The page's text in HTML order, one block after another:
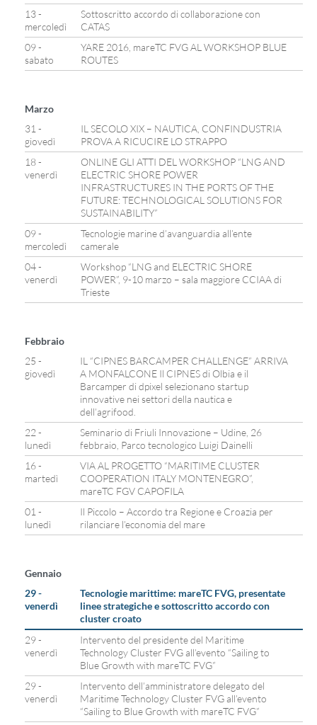
13 -
mercoledì
Sottoscritto accordo di collaborazione con
CATAS
09 -
sabato
YARE 2016, mareTC FVG AL WORKSHOP BLUE
ROUTES
Marzo
31 -
giovedì
IL SECOLO XIX – NAUTICA, CONFINDUSTRIA
PROVA A RICUCIRE LO STRAPPO
18 -
venerdì
ONLINE GLI ATTI DEL WORKSHOP “LNG AND
ELECTRIC SHORE POWER
INFRASTRUCTURES IN THE PORTS OF THE
FUTURE: TECHNOLOGICAL SOLUTIONS FOR
SUSTAINABILITY”
09 -
mercoledì
Tecnologie marine d’avanguardia all’ente
camerale
04 -
venerdì
Workshop “LNG and ELECTRIC SHORE
POWER”, 9-10 marzo – sala maggiore CCIAA di
Trieste
Febbraio
25 -
giovedì
IL “CIPNES BARCAMPER CHALLENGE” ARRIVA
A MONFALCONE Il CIPNES di Olbia e il
Barcamper di dpixel selezionano startup
innovative nei settori della nautica e
dell’agrifood.
22 -
lunedì
Seminario di Friuli Innovazione – Udine, 26
febbraio, Parco tecnologico Luigi Dainelli
16 -
martedì
VIA AL PROGETTO “MARITIME CLUSTER
COOPERATION ITALY MONTENEGRO”,
mareTC FGV CAPOFILA
01 -
lunedì
Il Piccolo – Accordo tra Regione e Croazia per
rilanciare l’economia del mare
Gennaio
29 -
venerdì
Tecnologie marittime: mareTC FVG, presentate
linee strategiche e sottoscritto accordo con
cluster croato
29 -
venerdì
Intervento del presidente del Maritime
Technology Cluster FVG all’evento “Sailing to
Blue Growth with mareTC FVG”
29 -
venerdì
Intervento dell’amministratore delegato del
Maritime Technology Cluster FVG all’evento
“Sailing to Blue Growth with mareTC FVG”